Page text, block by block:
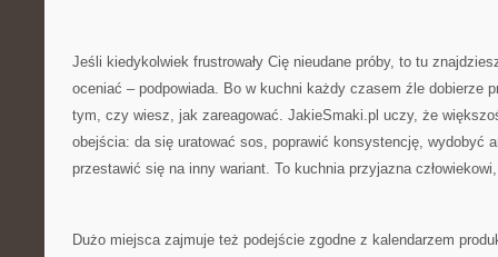
Jeśli kiedykolwiek frustrowały Cię nieudane próby, to tu
oceniać – podpowiada. Bo w kuchni każdy czasem źle dobierze
tym, czy wiesz, jak zareagować. JakieSmaki.pl uczy, że
obejścia: da się uratować sos, poprawić konsystencję, wydobyć
przestawić się na inny wariant. To kuchnia przyjazna
Dużo miejsca zajmuje też podejście zgodne z kalendarzem